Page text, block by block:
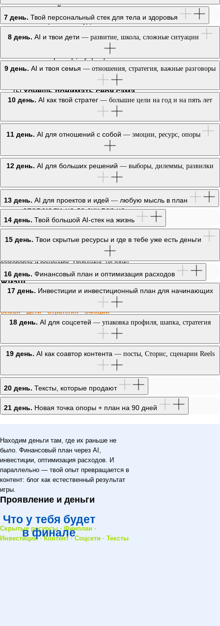
возможностей ихочешь системно
Ты хочешь работать удалённо, но не
быстро и начать монетизировать
У тебя есть тренер, нутрициолог или
врач — но всё это в разных местах,
никто не связывает данные в систему. А
тыхочешь понимать себя сама
2
Тыв ступоре:хочешь поменять
отношения с телом, работой, головой,
навести порядок в финансах, ноне
знаешь, с какой стороны подойти
Ты слышишь пронейросети
отовсюду,но до сих пор не
понимаешь, как имиреально
сферы. AI как коуч по детям, как стратег
по большим целям, как помощник в важных
разговорах и решениях. Получишь не один
инструмент, а способ жить с поддержкой.
Жизнь
Семья · Дети · Стратегия · Эмоции ·
Решения · Проекты
Находим деньги там, где их раньше не
было. Финансовый план через AI,
инвестиции, оптимизация расходов. И
параллельно — твой опыт превращается в
контент: блог как естественный результат
игры.
Проявление и деньги
3 неделя
Скрытые ресурсы · Финплан ·
Инвестиции · Контент · Соцсети · Тексты
7 день. Твой персональный стек для тела и здоровья
8 день. AI и твои дети — развитие, школа, сложные ситуации
9 день. AI и твоя семья — отношения, стратегия, важные разговоры
10 день. AI как твой стратег — большие цели на год и на пять лет
11 день. AI для отношений с собой — эмоции, ресурс, опоры
12 день. AI для больших решений — выборы, дилеммы, развилки
13 день. AI для проектов и идей — любую мысль в план
14 день. Твой большой AI-стек на жизнь
15 день. Твои скрытые ресурсы и где в тебе уже есть деньги
16 день. Финансовый план и оптимизация расходов
17 день. Инвестиции и инвестиционный план для начинающих
18 день. AI для соцсетей — упаковка профиля, шапка, стратегия
19 день. AI как соавтор контента — посты, Сторис, сценарии Reels
20 день. Тексты, которые продают
21 день. Новая точка опоры + план на 90 дней
Что у тебя будет
в финале